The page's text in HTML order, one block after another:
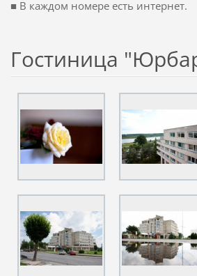
■ В каждом номере есть интернет.
Гостиница